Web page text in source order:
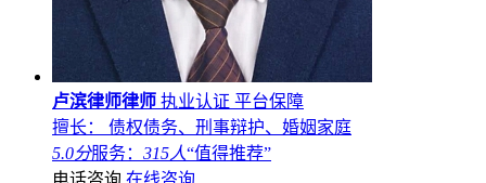
卢滨律师律师 执业认证 平台保障
擅长： 债权债务、刑事辩护、婚姻家庭
5.0分服务： 315人“值得推荐”
电话咨询 在线咨询